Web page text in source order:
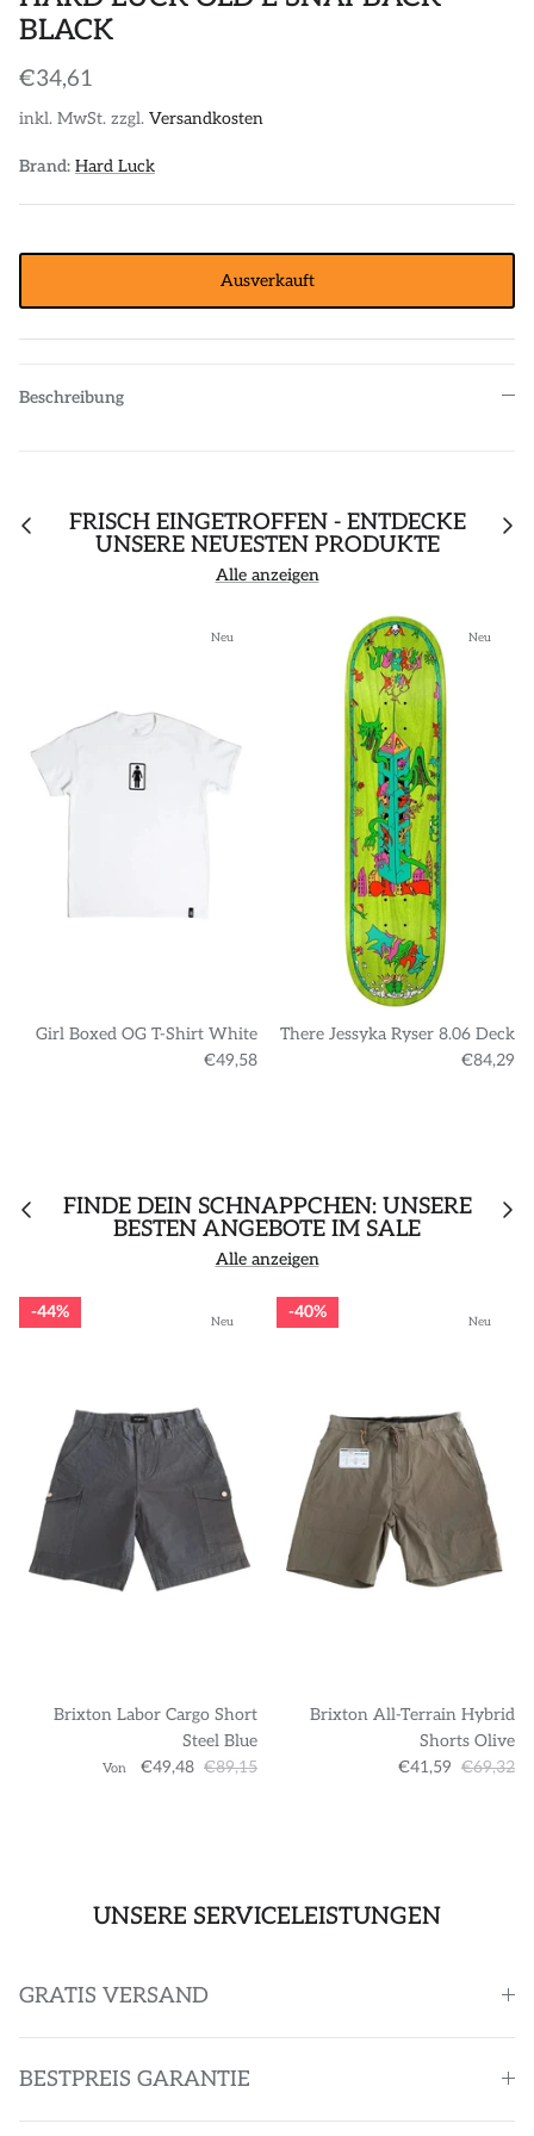
POLOS
STICKER
DIVERSE ACCESSORIES
BLACK
€34,61
inkl. MwSt. zzgl. Versandkosten
Brand: Hard Luck
Ausverkauft
Beschreibung
FRISCH EINGETROFFEN - ENTDECKE
UNSERE NEUESTEN PRODUKTE
Alle anzeigen
Neu
Girl Boxed OG T-Shirt White
€49,58
Neu
There Jessyka Ryser 8.06 Deck
€84,29
FINDE DEIN SCHNÄPPCHEN: UNSERE
BESTEN ANGEBOTE IM SALE
Alle anzeigen
Neu
44%
Brixton Labor Cargo Short
Steel Blue
Von €49,48 €89,15
Neu
40%
Brixton All-Terrain Hybrid
Shorts Olive
€41,59 €69,32
UNSERE SERVICELEISTUNGEN
GRATIS VERSAND
BESTPREIS GARANTIE